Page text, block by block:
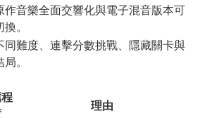
作音樂全面交響化與電子混音版本可
換。
同難度、連擊分數挑戰、隱藏關卡與
局。
理由